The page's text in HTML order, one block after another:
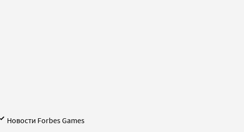
Новости Forbes Games